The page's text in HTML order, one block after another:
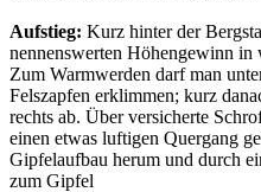
Aufstieg: Kurz hinter der
nennenswerten Höhengewinn
Zum Warmwerden darf man
Felszapfen erklimmen; kurz
rechts ab. Über versicherte
einen etwas luftigen Quergang
Gipfelaufbau herum und durch
zum Gipfel